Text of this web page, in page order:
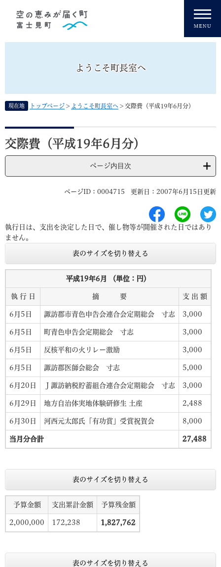
ようこそ町長室へ
現在地 トップページ > ようこそ町長室へ > 交際費（平成19年6月分）
本
文
交際費（平成19年6月分）
ページ内目次
ページID：0004715 更新日：2007年6月15日更新
執行日は、支出を決定した日で、催し物等が開催された日ではあり
ません。
表のサイズを切り替える
平成19年6月 （単位：円）
執 行 日 摘 要 支 出 額
6月5日 諏訪郡市青色申告会連合会定期総会 寸志 3,000
6月5日 町青色申告会定期総会 寸志 3,000
6月5日 反核平和の火リレー激励 3,000
6月5日 諏訪郡医師会総会 寸志 5,000
6月20日 Ｊ諏訪納税貯蓄組合連合会定期総会 寸志 3,000
6月29日 地方自治体実地体験研修生 土産 2,488
6月30日 河西元太郎氏「有功賞」受賞祝賀会 8,000
当月分合計 27,488
表のサイズを切り替える
予算金額 支出累計金額 予算残金額
2,000,000 172,238 1,827,762
表のサイズを切り替える